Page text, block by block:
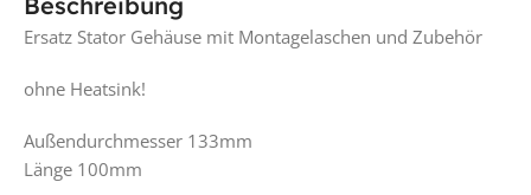
Ersatz Stator Gehäuse mit Montagelaschen und Zubehör
ohne Heatsink!
Außendurchmesser 133mm
Länge 100mm